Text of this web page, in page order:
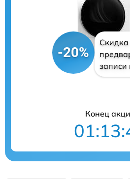
-20%
Скидка
записи
Конец